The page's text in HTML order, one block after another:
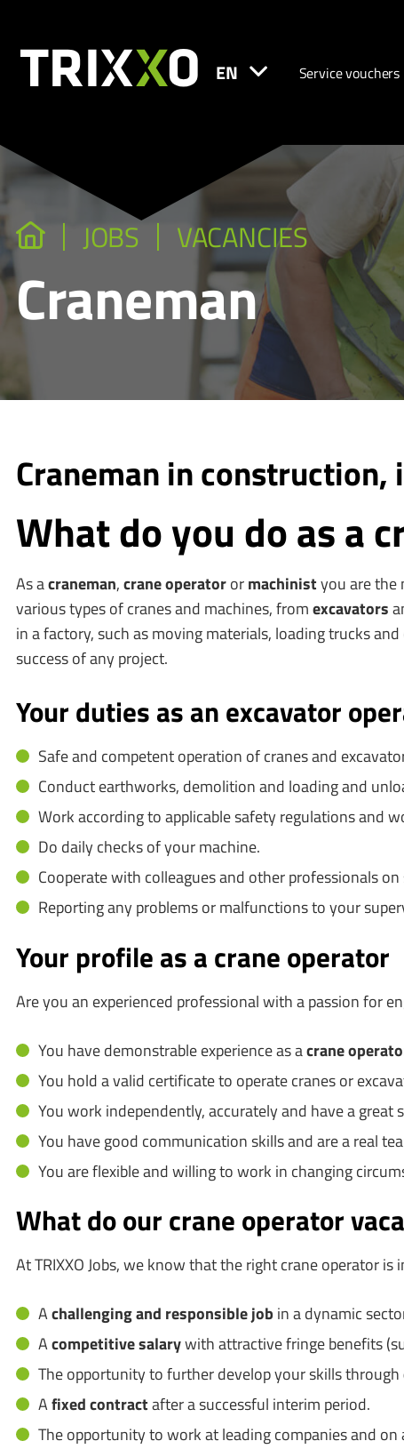
EN Service vouchers
JOBS VACANCIES
Craneman
Craneman in
What do you do as a
As acraneman,crane operatorormachinistyou are the
various types of cranes and machines, fromexcavators
in a factory, such as moving materials, loading trucks
success of any project.
Your duties as an excavator
Safe and competent operation of cranes and
Conduct earthworks, demolition and loading and
Work according to applicable safety regulations and
Do daily checks of your machine.
Cooperate with colleagues and other professionals on
Reporting any problems or malfunctions to your
Your profile as a crane operator
Are you an experienced professional with a passion for
You have demonstrable experience as acrane
You hold a valid certificate to operate cranes or
You work independently, accurately and have a great
You have good communication skills and are a real
You are flexible and willing to work in changing
What do our crane operator
At TRIXXO Jobs, we know that the right crane operator is
Achallenging and responsible job in a dynamic
Acompetitive salarywith attractive fringe benefits
The opportunity to further develop your skills through
Afixed contractafter a successful interim period.
The opportunity to work at leading companies and on